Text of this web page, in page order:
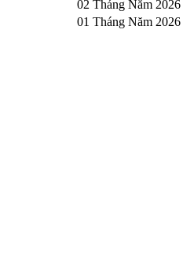
02 Tháng Năm 2026
01 Tháng Năm 2026